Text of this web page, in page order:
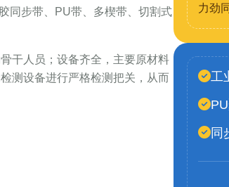
同步带、PU带、多楔带、切割式
干人员；设备齐全，主要原材料
测设备进行严格检测把关，从而
力劲
工
同